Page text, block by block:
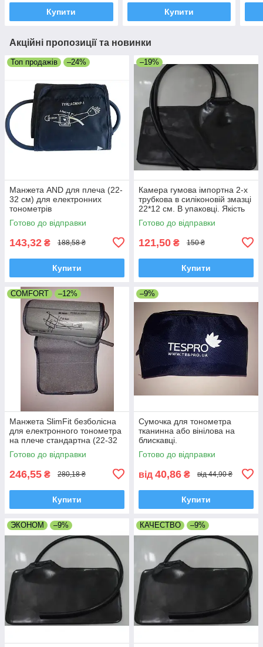
Купити Купити
Акційні пропозиції та новинки
Топ продажів –24%
Манжета AND для плеча (22-
32 см) для електронних
тонометрів
Готово до відправки
143,32 ₴ 188,58 ₴
Купити
–19%
Камера гумова імпортна 2-х
трубкова в силіконовій змазці
22*12 см. В упаковці. Якість
Готово до відправки
121,50 ₴ 150 ₴
Купити
COMFORT –12%
Манжета SlimFit безболісна
для електронного тонометра
на плече стандартна (22-32
см) типу OMRON Comfort
Готово до відправки
246,55 ₴ 280,18 ₴
Купити
–9%
Сумочка для тонометра
тканинна або вінілова на
блискавці.
Готово до відправки
від 40,86 ₴ від 44,90 ₴
Купити
ЭКОНОМ –9% КАЧЕСТВО –9%